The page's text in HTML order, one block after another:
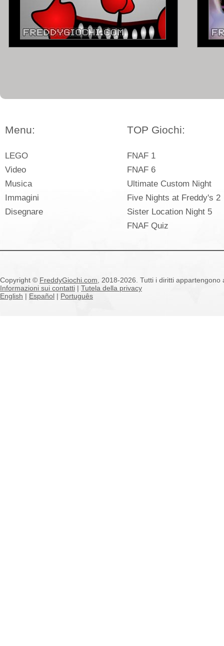
Menu:
LEGO
Video
Musica
Immagini
Disegnare
TOP Giochi:
FNAF 1
FNAF 6
Ultimate Custom Night
Five Nights at Freddy's 2
Sister Location Night 5
FNAF Quiz
Copyright © FreddyGiochi.com , 2018-2026. Tutti i diritti
Informazioni sui contatti | Tutela della privacy
English | Español | Português